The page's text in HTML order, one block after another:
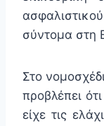
σύντομα στη
Στο
προβλέπει
είχε τις